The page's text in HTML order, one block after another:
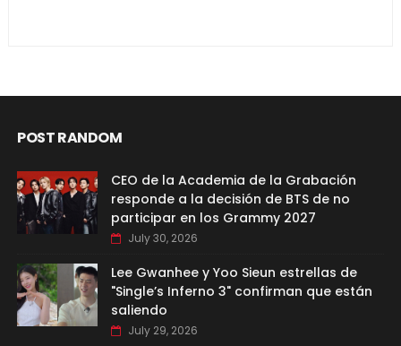
POST RANDOM
CEO de la Academia de la Grabación
responde a la decisión de BTS de no
participar en los Grammy 2027
July 30, 2026
Lee Gwanhee y Yoo Sieun estrellas de
"Single’s Inferno 3" confirman que están
saliendo
July 29, 2026